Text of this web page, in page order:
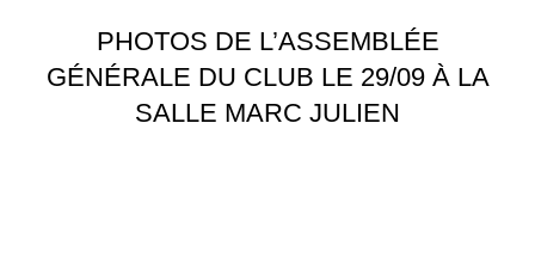
PHOTOS DE L’ASSEMBLÉE
GÉNÉRALE DU CLUB LE 29/09 À LA
SALLE MARC JULIEN